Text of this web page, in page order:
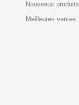
Nouveaux produits
Meilleures ventes